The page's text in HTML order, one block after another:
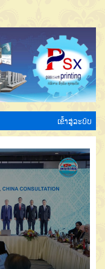
ເຂົ້າສູ່ລະບົບ